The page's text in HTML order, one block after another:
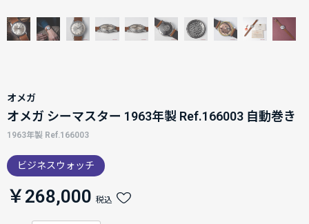
オメガ
オメガ シーマスター 1963年製 Ref.166003 自動巻き
1963年製 Ref.166003
ビジネスウォッチ
￥268,000 税込